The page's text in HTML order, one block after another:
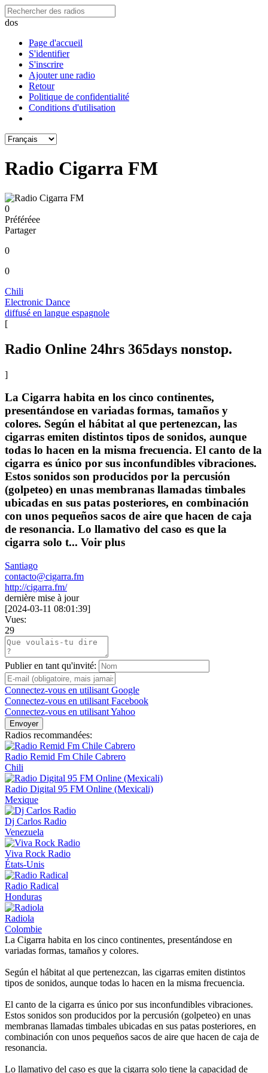
dos
Page d'accueil
S'identifier
S'inscrire
Ajouter une radio
Retour
Politique de confidentialité
Conditions d'utilisation
Radio Cigarra FM
0
Préféréeе
Partager
0
0
Chili
Electronic Dance
diffusé en langue espagnole
[
Radio Online 24hrs 365days nonstop.
]
La Cigarra habita en los cinco continentes,
presentándose en variadas formas, tamaños y
colores. Según el hábitat al que pertenezcan, las
cigarras emiten distintos tipos de sonidos, aunque
todas lo hacen en la misma frecuencia. El canto de la
cigarra es único por sus inconfundibles vibraciones.
Estos sonidos son producidos por la percusión
(golpeteo) en unas membranas llamadas timbales
ubicadas en sus patas posteriores, en combinación
con unos pequeños sacos de aire que hacen de caja
de resonancia. Lo llamativo del caso es que la
cigarra solo t... Voir plus
Santiago
contacto@cigarra.fm
http://cigarra.fm/
dernière mise à jour
[2024-03-11 08:01:39]
Vues:
29
Publier en tant qu'invité:
Connectez-vous en utilisant Google
Connectez-vous en utilisant Facebook
Connectez-vous en utilisant Yahoo
Envoyer
Radios recommandées:
Radio Remid Fm Chile Cabrero
Chili
Radio Digital 95 FM Online (Mexicali)
Mexique
Dj Carlos Radio
Venezuela
Viva Rock Radio
États-Unis
Radio Radical
Honduras
Radiola
Colombie
La Cigarra habita en los cinco continentes, presentándose en
variadas formas, tamaños y colores.
Según el hábitat al que pertenezcan, las cigarras emiten distintos
tipos de sonidos, aunque todas lo hacen en la misma frecuencia.
El canto de la cigarra es único por sus inconfundibles vibraciones.
Estos sonidos son producidos por la percusión (golpeteo) en unas
membranas llamadas timbales ubicadas en sus patas posteriores, en
combinación con unos pequeños sacos de aire que hacen de caja de
resonancia.
Lo llamativo del caso es que la cigarra solo tiene la capacidad de